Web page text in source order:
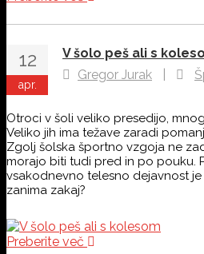
12
apr.
V šolo peš ali s
Gregor Jurak
Otroci v šoli veliko presedijo,
Veliko jih ima težave zaradi
Zgolj šolska športno vzgoja ne
morajo biti tudi pred in po pouku.
vsakodnevno telesno dejavnost
zanima zakaj?
Preberite več